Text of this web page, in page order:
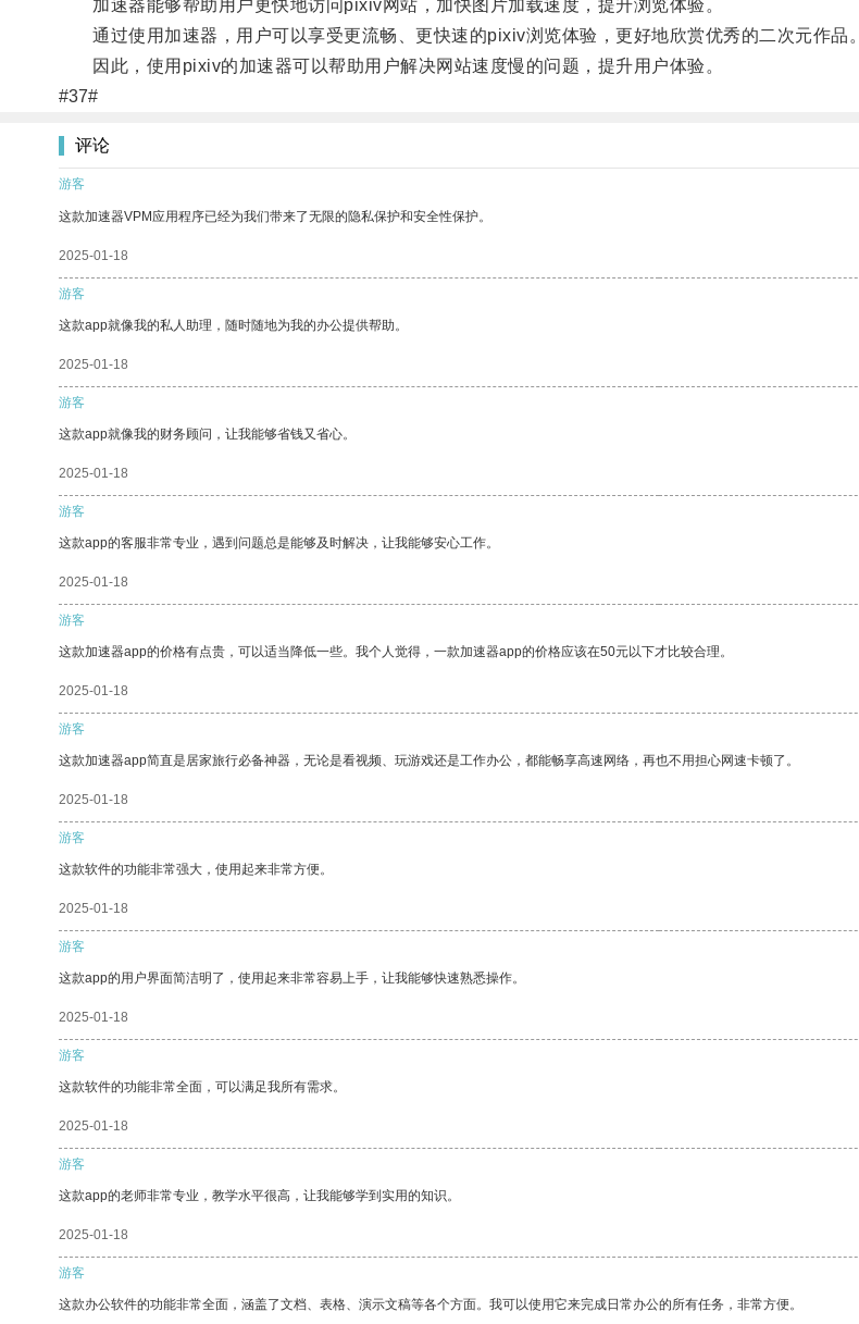
加速器能够帮助用户更快地访问pixiv网站，加快图片加载速度，提升浏览体验。
通过使用加速器，用户可以享受更流畅、更快速的pixiv浏览体验，更好地欣赏优秀的二次元作品。
因此，使用pixiv的加速器可以帮助用户解决网站速度慢的问题，提升用户体验。
#37#
评论
游客
这款加速器VPM应用程序已经为我们带来了无限的隐私保护和安全性保护。
2025-01-18
游客
这款app就像我的私人助理，随时随地为我的办公提供帮助。
2025-01-18
游客
这款app就像我的财务顾问，让我能够省钱又省心。
2025-01-18
游客
这款app的客服非常专业，遇到问题总是能够及时解决，让我能够安心工作。
2025-01-18
游客
这款加速器app的价格有点贵，可以适当降低一些。我个人觉得，一款加速器app的价格应该在50元以下才比较合理。
2025-01-18
游客
这款加速器app简直是居家旅行必备神器，无论是看视频、玩游戏还是工作办公，都能畅享高速网络，再也不用担心网速卡顿了。
2025-01-18
游客
这款软件的功能非常强大，使用起来非常方便。
2025-01-18
游客
这款app的用户界面简洁明了，使用起来非常容易上手，让我能够快速熟悉操作。
2025-01-18
游客
这款软件的功能非常全面，可以满足我所有需求。
2025-01-18
游客
这款app的老师非常专业，教学水平很高，让我能够学到实用的知识。
2025-01-18
游客
这款办公软件的功能非常全面，涵盖了文档、表格、演示文稿等各个方面。我可以使用它来完成日常办公的所有任务，非常方便。